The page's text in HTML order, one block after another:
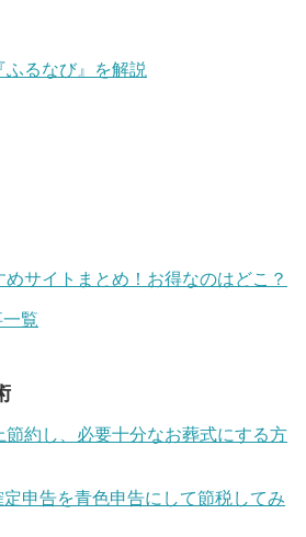
るなび』を解説
サイトまとめ！お得なのはどこ？
覧
約し、必要十分なお葬式にする方
申告を青色申告にして節税してみ